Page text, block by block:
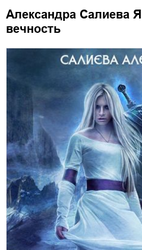
Александра Салиева
вечность